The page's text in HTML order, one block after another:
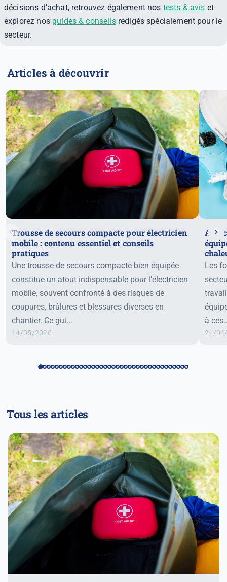
décisions d’achat, retrouvez également nos tests & avis et
explorez nosguides & conseilsrédigés spécialement pour le
secteur.
Articles à découvrir
Trousse de secours compacte pour électricien
mobile : contenu essentiel et conseils
pratiques
Une trousse de secours compacte bien équipée
constitue un atout indispensable pour l’électricien
mobile, souvent confronté à des risques de
coupures, brûlures et blessures diverses en
chantier. Ce gui...
14/05/2026
Les
à
21/
Tous les articles